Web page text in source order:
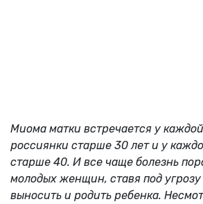
Миома матки встречается у
россиянки старше 30 лет и у
старше 40. И все чаще болезнь
молодых женщин, ставя под
выносить и родить ребенка.